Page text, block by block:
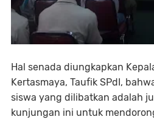
Hal senada diungkapkan
Kertasmaya, Taufik SPdI,
siswa yang dilibatkan adalah
kunjungan ini untuk